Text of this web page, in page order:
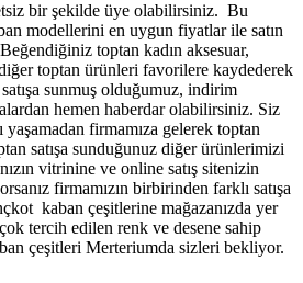
bir şekilde üye olabilirsiniz. Bu
modellerini en uygun fiyatlar ile satın
toptan kadın aksesuar,
toptan ürünleri favorilere kaydederek
sunmuş olduğumuz, indirim
hemen haberdar olabilirsiniz. Siz
yaşamadan firmamıza gelerek toptan
satışa sunduğunuz diğer ürünlerimizi
vitrinine ve online satış sitenizin
firmamızın birbirinden farklı satışa
kaban çeşitlerine mağazanızda yer
tercih edilen renk ve desene sahip
çeşitleri Merteriumda sizleri bekliyor.